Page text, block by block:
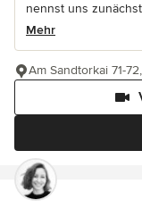
nennst uns
Mehr
Am Sandtorkai 71-